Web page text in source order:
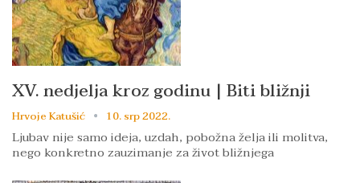
XV. nedjelja kroz godinu | Biti bližnji
Hrvoje Katušić 10. srp 2022.
Ljubav nije samo ideja, uzdah, pobožna želja ili molitva,
nego konkretno zauzimanje za život bližnjega